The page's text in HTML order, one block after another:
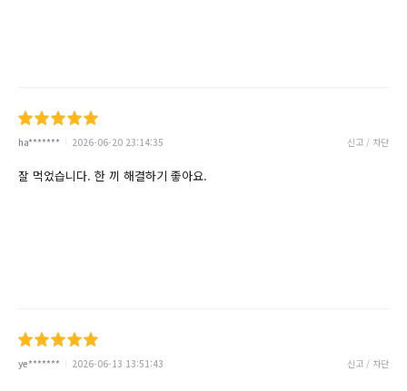
ha******* 2026-06-20 23:14:35 신고 / 차단
잘 먹었습니다. 한 끼 해결하기 좋아요.
ye******* 2026-06-13 13:51:43 신고 / 차단